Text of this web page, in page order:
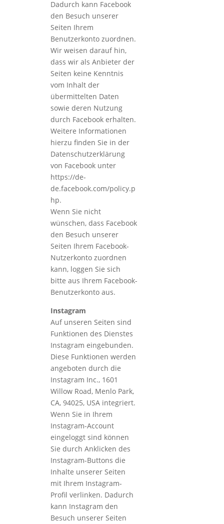
Dadurch kann Facebook
den Besuch unserer
Seiten Ihrem
Benutzerkonto zuordnen.
Wir weisen darauf hin,
dass wir als Anbieter der
Seiten keine Kenntnis
vom Inhalt der
übermittelten Daten
sowie deren Nutzung
durch Facebook erhalten.
Weitere Informationen
hierzu finden Sie in der
Datenschutzerklärung
von Facebook unter
https://de-
de.facebook.com/policy.p
hp.
Wenn Sie nicht
wünschen, dass Facebook
den Besuch unserer
Seiten Ihrem Facebook-
Nutzerkonto zuordnen
kann, loggen Sie sich
bitte aus Ihrem Facebook-
Benutzerkonto aus.
Instagram
Auf unseren Seiten sind
Funktionen des Dienstes
Instagram eingebunden.
Diese Funktionen werden
angeboten durch die
Instagram Inc., 1601
Willow Road, Menlo Park,
CA, 94025, USA integriert.
Wenn Sie in Ihrem
Instagram-Account
eingeloggt sind können
Sie durch Anklicken des
Instagram-Buttons die
Inhalte unserer Seiten
mit Ihrem Instagram-
Profil verlinken. Dadurch
kann Instagram den
Besuch unserer Seiten